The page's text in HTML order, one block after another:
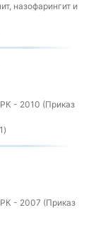
назофарингит и
- 2010 (Приказ
- 2007 (Приказ